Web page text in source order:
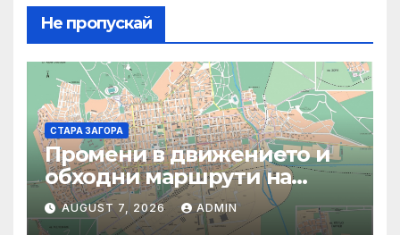
Не пропускай
СТАРА ЗАГОРА
Промени в движението и
обходни маршрути на
градския транспорт на 7
август
AUGUST 7, 2026 ADMIN